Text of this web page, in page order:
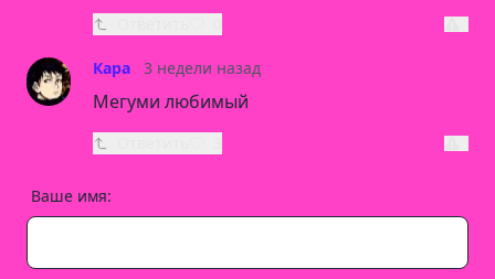
Кара 3 недели назад
Мегуми любимый
Ваше имя: